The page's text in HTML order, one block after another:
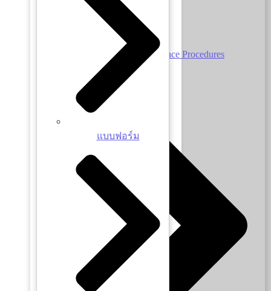
Right of Appeal and Grievance Procedures
แบบฟอร์ม